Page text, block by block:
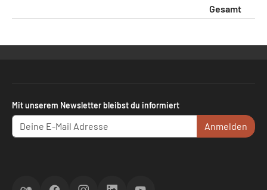
Gesamt
Mit unserem Newsletter bleibst du informiert
Anmelden